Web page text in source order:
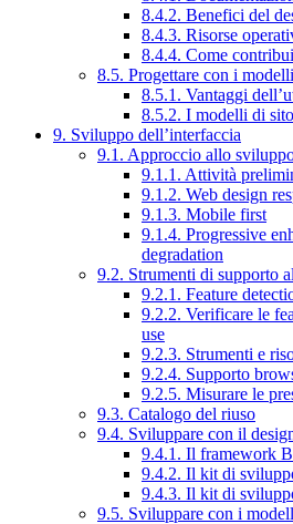
8.4.2. Benefici del
8.4.3. Risorse
8.4.4. Come
8.5. Progettare con i
8.5.1. Vantaggi
8.5.2. I modelli di
9. Sviluppo dell’interfaccia
9.1. Approccio allo
9.1.1. Attività
9.1.2. Web design
9.1.3. Mobile first
9.1.4. Progressive
degradation
9.2. Strumenti di supporto
9.2.1. Feature
9.2.2. Verificare le
use
9.2.3. Strumenti e
9.2.4. Supporto
9.2.5. Misurare le
9.3. Catalogo del riuso
9.4. Sviluppare con il
9.4.1. Il framework
9.4.2. Il kit di
9.4.3. Il kit di
9.5. Sviluppare con i